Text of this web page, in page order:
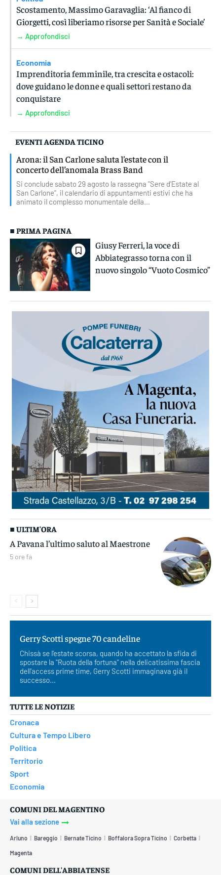
Scostamento, Massimo Garavaglia: ‘Al fianco di
Giorgetti, così liberiamo risorse per Sanità e Sociale’
→ Approfondisci
Economia
Imprenditoria femminile, tra crescita e ostacoli:
dove guidano le donne e quali settori restano da
conquistare
→ Approfondisci
EVENTI AGENDA TICINO
Arona: il San Carlone saluta l’estate con il
concerto dell’anomala Brass Band
Si conclude sabato 29 agosto la rassegna "Sere d'Estate al
San Carlone", il calendario di appuntamenti estivi che ha
animato il complesso monumentale della...
■ PRIMA PAGINA
Giusy Ferreri, la voce di
Abbiategrasso torna con il
nuovo singolo “Vuoto Cosmico”
■ ULTIM'ORA
A Pavana l’ultimo saluto al Maestrone
5 ore fa
Gerry Scotti spegne 70 candeline
Chissà se l'estate scorsa, quando ha accettato la sfida di
spostare la "Ruota della fortuna" nella delicatissima fascia
dell'access prime time, Gerry Scotti immaginava già il
successo...
TUTTE LE NOTIZIE
Cronaca
Cultura e Tempo Libero
Politica
Territorio
Sport
Economia
COMUNI DEL MAGENTINO
Vai alla sezione
Arluno Bareggio Bernate Ticino Boffalora Sopra Ticino Corbetta
Magenta
COMUNI DELL'ABBIATENSE